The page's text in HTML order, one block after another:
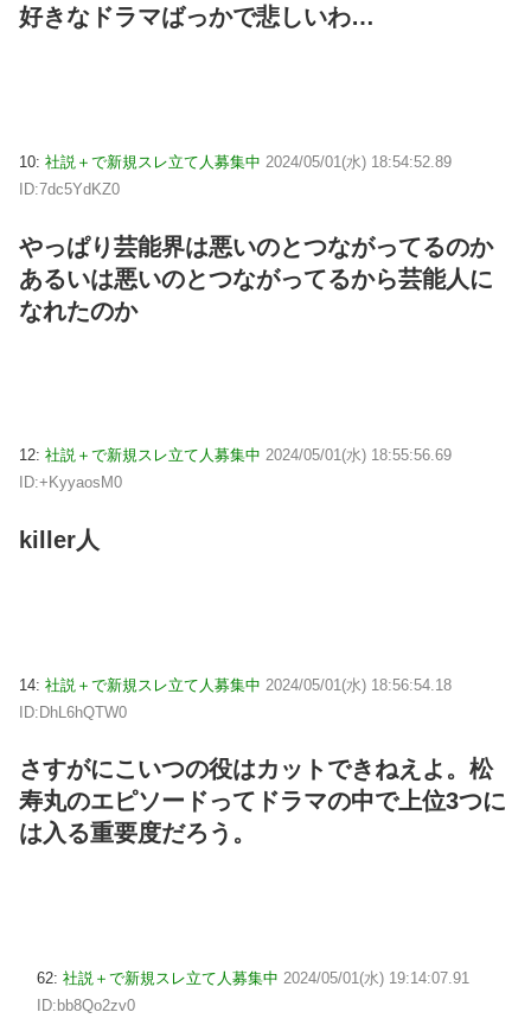
好きなドラマばっかで悲しいわ…
10: 社説＋で新規スレ立て人募集中 2024/05/01(水) 18:54:52.89
ID:7dc5YdKZ0
やっぱり芸能界は悪いのとつながってるのか
あるいは悪いのとつながってるから芸能人に
なれたのか
12: 社説＋で新規スレ立て人募集中 2024/05/01(水) 18:55:56.69
ID:+KyyaosM0
killer人
14: 社説＋で新規スレ立て人募集中 2024/05/01(水) 18:56:54.18
ID:DhL6hQTW0
さすがにこいつの役はカットできねえよ。松
寿丸のエピソードってドラマの中で上位3つに
は入る重要度だろう。
62: 社説＋で新規スレ立て人募集中 2024/05/01(水) 19:14:07.91
ID:bb8Qo2zv0